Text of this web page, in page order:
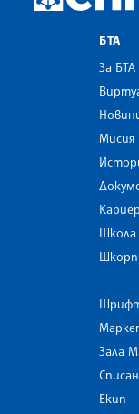
БТА
За БТА
Мисия
Школа
Зала
Екип